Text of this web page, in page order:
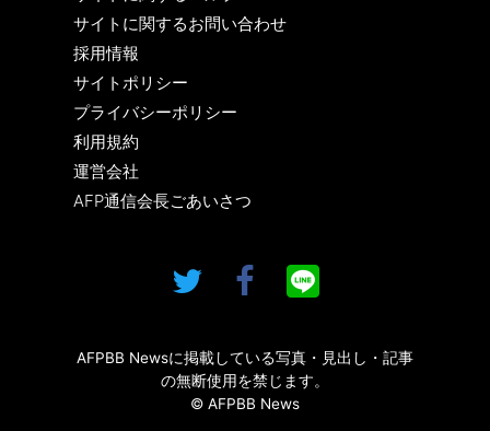
サイトに関するお問い合わせ
採用情報
サイトポリシー
プライバシーポリシー
利用規約
運営会社
AFP通信会長ごあいさつ
AFPBB Newsに掲載している写真・見出し・記事
の無断使用を禁じます。
© AFPBB News